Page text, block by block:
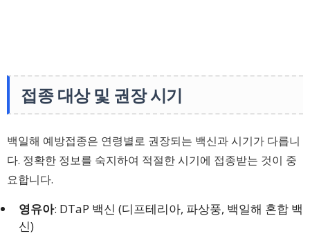
접종 대상 및 권장 시기
백일해 예방접종은 연령별로 권장되는 백신과 시기가 다릅니
다. 정확한 정보를 숙지하여 적절한 시기에 접종받는 것이 중
요합니다.
영유아: DTaP 백신 (디프테리아, 파상풍, 백일해 혼합 백
신)